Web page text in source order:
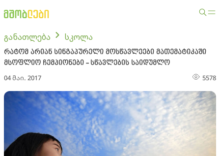
განათლება სკოლა
რატომ არიან სინგაპურელი მოსწავლეები მათემატიკაში
მსოფლიო ჩემპიონები - სწავლების საიდუმლო
04 მაი. 2017 5578